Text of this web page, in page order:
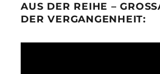
AUS DER REIHE –
ER VERGANGENHEIT: